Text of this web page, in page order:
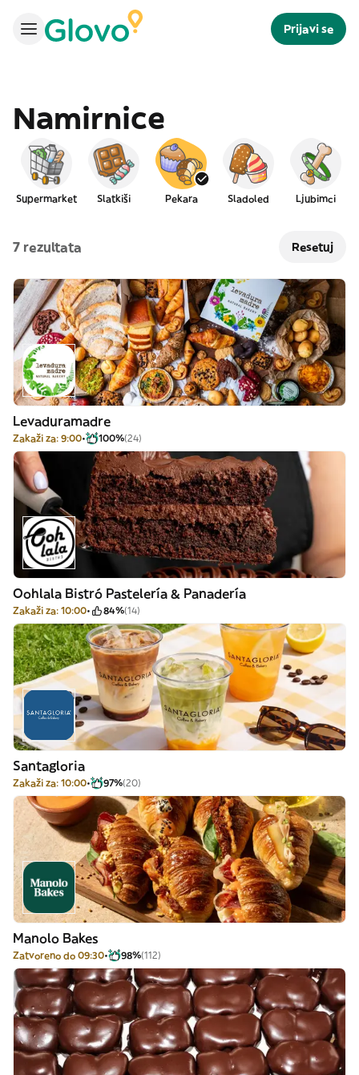
Prijavi se
Namirnice
Supermarket Slatkiši Pekara Sladoled Ljubimci
7 rezultata Resetuj
Levaduramadre
Zakaži za: 9:00 100%(24)
Oohlala Bistró Pastelería & Panadería
Zakaži za: 10:00 84%(14)
Santagloria
Zakaži za: 10:00 97%(20)
Manolo Bakes
Zatvoreno do 09:30 98%(112)